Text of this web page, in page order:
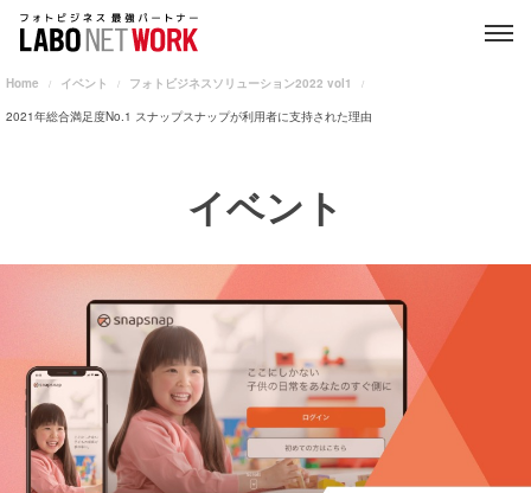
Home イベント
フォトビジネスソリューション2022 vol1
2021年総合満足度No.1 スナップスナップが利用者に支持された理由
イベント